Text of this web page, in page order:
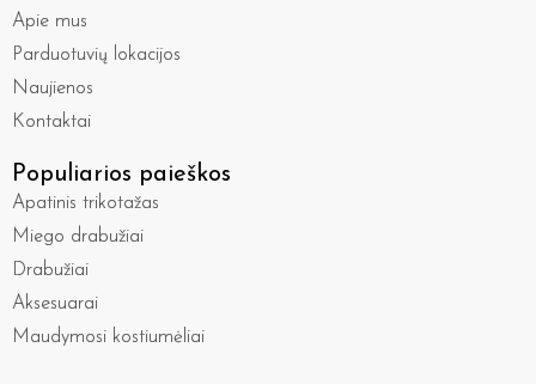
Apie mus
Parduotuvių lokacijos
Naujienos
Kontaktai
Populiarios paieškos
Apatinis trikotažas
Miego drabužiai
Drabužiai
Aksesuarai
Maudymosi kostiumėliai